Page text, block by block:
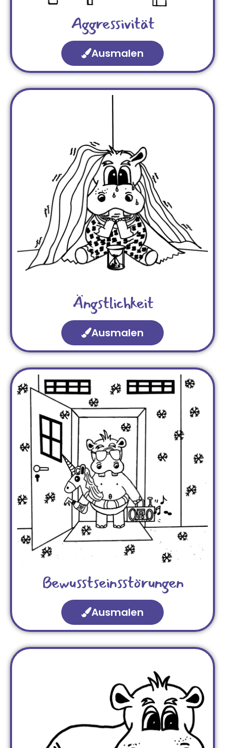
Aggressivität
Ausmalen
Ängstlichkeit
Ausmalen
Bewusstseinsstörungen
Ausmalen